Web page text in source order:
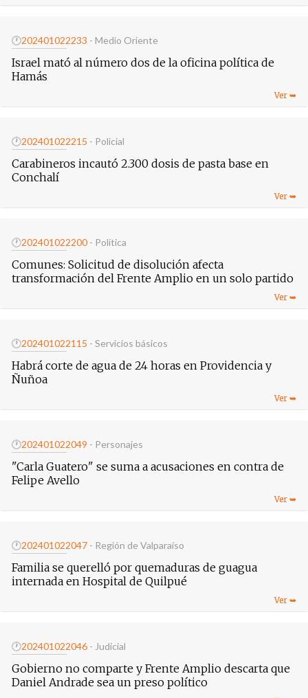
🕐202401022233 - Medio Oriente
Israel mató al número dos de la oficina política de
Hamás
🕐202401022215 - Policial
Carabineros incautó 2.300 dosis de pasta base en
Conchalí
🕐202401022200 - Política
Comunes: Solicitud de disolución afecta
transformación del Frente Amplio en un solo partido
🕐202401022115 - Servicios básicos
Habrá corte de agua de 24 horas en Providencia y
Ñuñoa
🕐202401022049 - Personajes
"Carla Guatero" se suma a acusaciones en contra de
Felipe Avello
🕐202401022047 - Región de Valparaíso
Familia se querelló por quemaduras de guagua
internada en Hospital de Quilpué
🕐202401022046 - Judicial
Gobierno no comparte y Frente Amplio descarta que
Daniel Andrade sea un preso político